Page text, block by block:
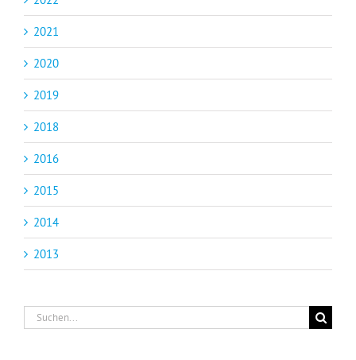
2021
2020
2019
2018
2016
2015
2014
2013
Suche
nach: